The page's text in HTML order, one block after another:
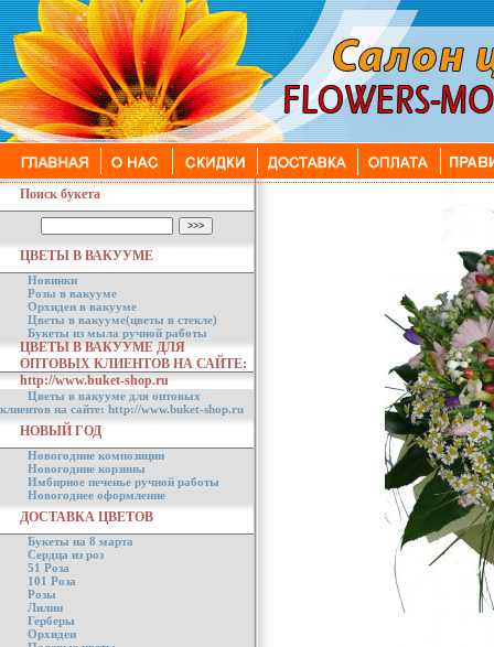
Поиск букета
ЦВЕТЫ В ВАКУУМЕ
Новинки
Розы в вакууме
Орхидеи в вакууме
Цветы в вакууме(цветы в стекле)
Букеты из мыла ручной работы
ЦВЕТЫ В ВАКУУМЕ ДЛЯ
ОПТОВЫХ КЛИЕНТОВ НА САЙТЕ:
http://www.buket-shop.ru
Цветы в вакууме для оптовых
клиентов на сайте: http://www.buket-shop.ru
НОВЫЙ ГОД
Новогодние композиции
Новогодние корзины
Имбирное печенье ручной работы
Новогоднее оформление
ДОСТАВКА ЦВЕТОВ
Букеты на 8 марта
Сердца из роз
51 Роза
101 Роза
Розы
Лилии
Герберы
Орхидеи